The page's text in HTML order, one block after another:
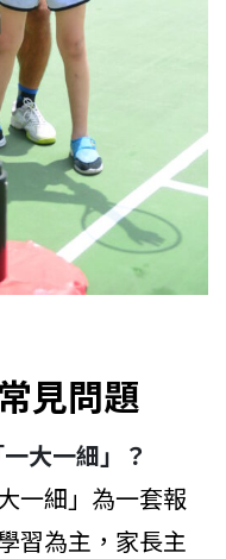
見問題
大一細」？
一細」為一套報
習為主，家長主